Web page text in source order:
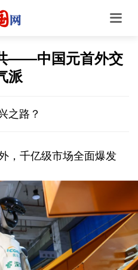
——中国元首外交
派
之路？
，千亿级市场全面爆发